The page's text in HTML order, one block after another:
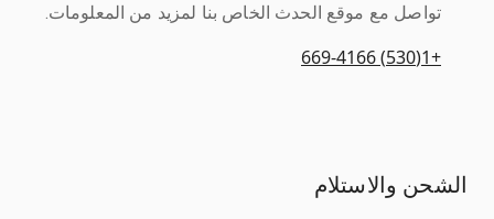
تواصل مع موقع الحدث الخاص بنا لمزيد من المعلومات.
+1(530) 669-4166
الشحن والاستلام